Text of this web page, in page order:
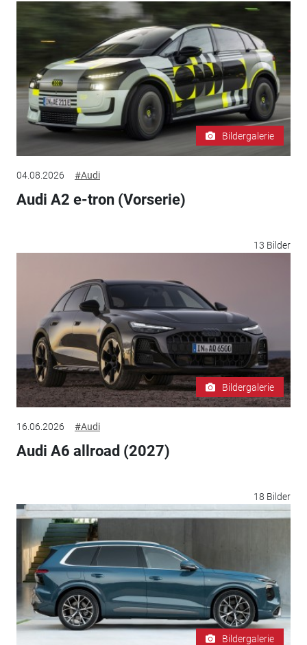
Bildergalerie
04.08.2026 #Audi
Audi A2 e-tron (Vorserie)
13 Bilder
Bildergalerie
16.06.2026 #Audi
Audi A6 allroad (2027)
18 Bilder
Bildergalerie